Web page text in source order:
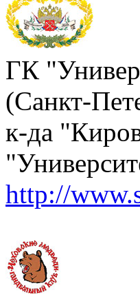
ГК
(Санкт-
к-да
http://